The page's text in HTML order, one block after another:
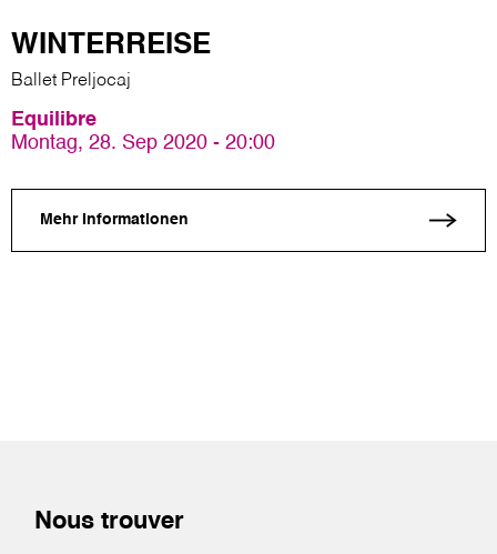
WINTERREISE
Ballet Preljocaj
Equilibre
Montag, 28. Sep 2020 - 20:00
Mehr Informationen
Nous trouver